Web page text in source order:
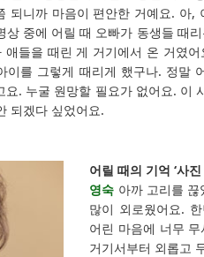
되니까 마음이 편안한 거예요. 아,
상 중에 어릴 때 오빠가 동생들 때
애들을 때린 게 거기에서 온 거였
를 그렇게 때리게 했구나. 정말
요. 누굴 원망할 필요가 없어요. 이
되겠다 싶었어요.
어릴 때의 기억 ‘사
영숙 아까 고리를
많이 외로웠어요.
어린 마음에 너무
거기서부터 외롭고